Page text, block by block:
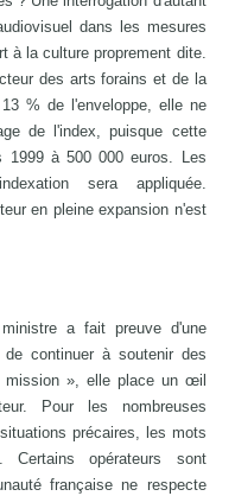
dans les mesures
à la culture proprement dite.
des arts forains et de la
% de l'enveloppe, elle ne
de l'index, puisque cette
1999 à 500 000 euros. Les
sera appliquée.
en pleine expansion n'est
a fait preuve d'une
continuer à soutenir des
mission », elle place un œil
Pour les nombreuses
précaires, les mots
opérateurs sont
française ne respecte